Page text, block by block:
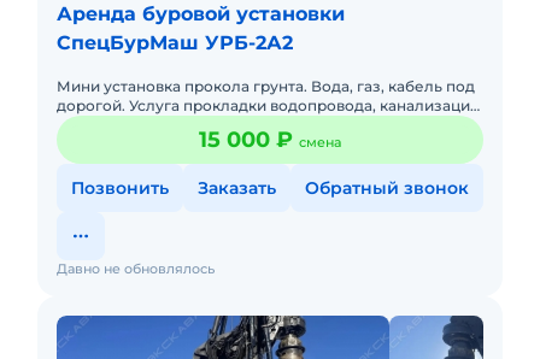
Аренда буровой установки
СпецБурМаш УРБ-2А2
Мини установка прокола грунта. Вода, газ, кабель под
дорогой. Услуга прокладки водопровода, канализации,
газа, кабеля методом прокола. Мини установка
прокола р
15 000 ₽ смена
Позвонить Заказать Обратный звонок
Давно не обновлялось